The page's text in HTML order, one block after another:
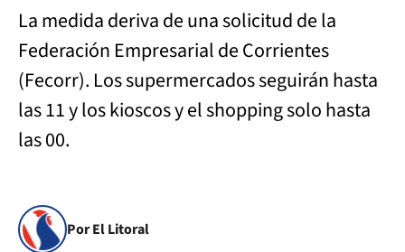
La medida deriva de una solicitud de la
Federación Empresarial de Corrientes
(Fecorr). Los supermercados seguirán hasta
las 11 y los kioscos y el shopping solo hasta
las 00.
Por El Litoral